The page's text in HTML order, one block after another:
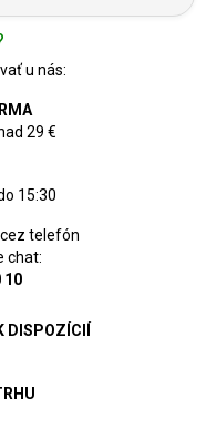
u nás:
29 €
15:30
telefón
chat:
10
DISPOZÍCIÍ